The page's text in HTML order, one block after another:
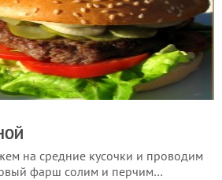
на средние кусочки и проводим
фарш солим и перчим…